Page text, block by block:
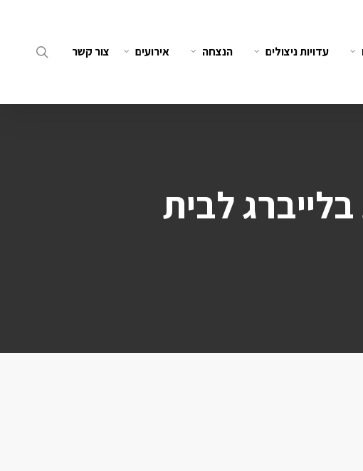
עדויות ניצולים הנצחה אירועים צור קשר
לבית